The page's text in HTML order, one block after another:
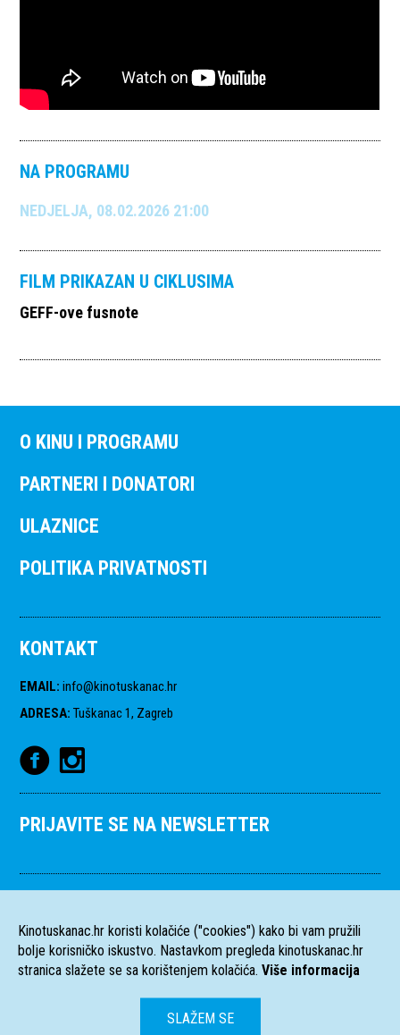
NA PROGRAMU
NEDJELJA, 08.02.2026 21:00
FILM PRIKAZAN U CIKLUSIMA
GEFF-ove fusnote
O KINU I PROGRAMU
PARTNERI I DONATORI
ULAZNICE
POLITIKA PRIVATNOSTI
KONTAKT
EMAIL: info@kinotuskanac.hr
ADRESA: Tuškanac 1, Zagreb
PRIJAVITE SE NA NEWSLETTER
Kinotuskanac.hr koristi kolačiće ("cookies") kako bi vam pružili
bolje korisničko iskustvo. Nastavkom pregleda kinotuskanac.hr
stranica slažete se sa korištenjem kolačića. Više informacija
SLAŽEM SE